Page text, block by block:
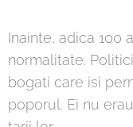
Inainte, adica 100
normalitate.
bogati care isi
poporul. Ei nu